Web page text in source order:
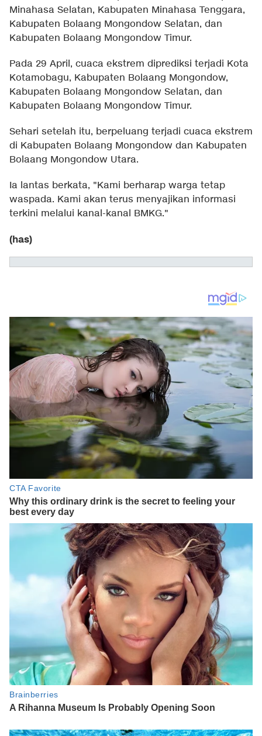
Minahasa Selatan, Kabupaten Minahasa Tenggara,
Kabupaten Bolaang Mongondow Selatan, dan
Kabupaten Bolaang Mongondow Timur.
Pada 29 April, cuaca ekstrem diprediksi terjadi Kota
Kotamobagu, Kabupaten Bolaang Mongondow,
Kabupaten Bolaang Mongondow Selatan, dan
Kabupaten Bolaang Mongondow Timur.
Sehari setelah itu, berpeluang terjadi cuaca ekstrem
di Kabupaten Bolaang Mongondow dan Kabupaten
Bolaang Mongondow Utara.
Ia lantas berkata, "Kami berharap warga tetap
waspada. Kami akan terus menyajikan informasi
terkini melalui kanal-kanal BMKG."
(has)